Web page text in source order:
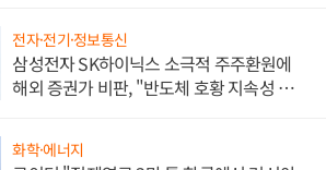
전자·전기·정보통신
삼성전자 SK하이닉스 소극적 주주환원에
해외 증권가 비판, "반도체 호황 지속성 의
화학·에너지